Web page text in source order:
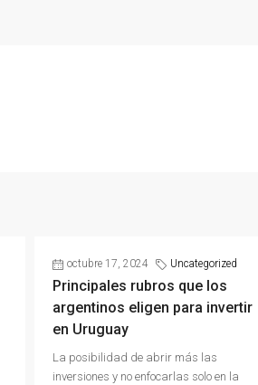
octubre 17, 2024 Uncategorized
Principales rubros que los
argentinos eligen para invertir
en Uruguay
La posibilidad de abrir más las
inversiones y no enfocarlas solo en la